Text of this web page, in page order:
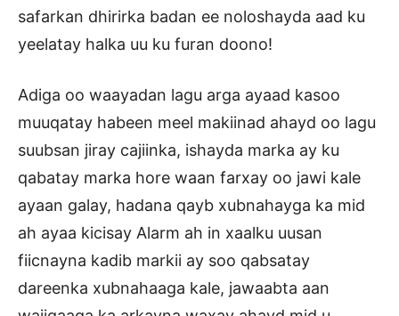
safarkan dhirirka badan ee noloshayda aad ku
yeelatay halka uu ku furan doono!
Adiga oo waayadan lagu arga ayaad kasoo
muuqatay habeen meel makiinad ahayd oo lagu
suubsan jiray cajiinka, ishayda marka ay ku
qabatay marka hore waan farxay oo jawi kale
ayaan galay, hadana qayb xubnahayga ka mid
ah ayaa kicisay Alarm ah in xaalku uusan
fiicnayna kadib markii ay soo qabsatay
dareenka xubnahaaga kale, jawaabta aan